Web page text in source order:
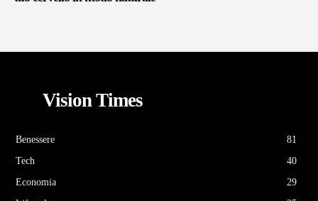
Vision Times
Benessere
81
Tech
40
Economia
29